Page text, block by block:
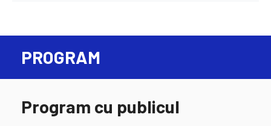
PROGRAM
Program cu publicul